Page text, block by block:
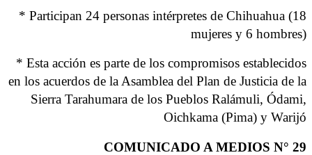
* Participan 24 personas intérpretes de Chihuahua (18
mujeres y 6 hombres)
* Esta acción es parte de los compromisos establecidos
en los acuerdos de la Asamblea del Plan de Justicia de la
Sierra Tarahumara de los Pueblos Ralámuli, Ódami,
Oichkama (Pima) y Warijó
COMUNICADO A MEDIOS N° 29